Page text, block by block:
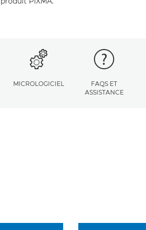
MICROLOGICIEL
FAQS ET
ASSISTANCE